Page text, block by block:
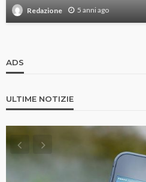
Redazione 5 anni ago
ADS
ULTIME NOTIZIE